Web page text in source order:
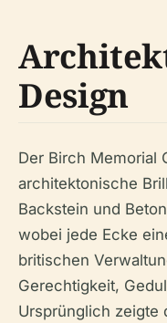
Design
Der Birch Memorial
architektonische
Backstein und
wobei jede Ecke
britischen
Gerechtigkeit,
Ursprünglich zeigte